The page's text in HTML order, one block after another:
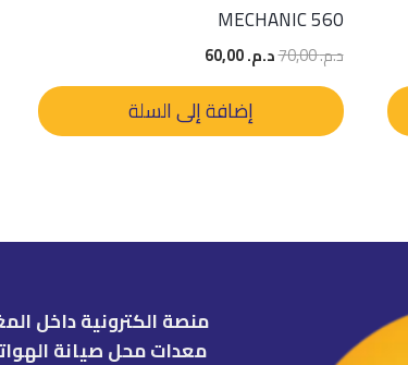
MECHANIC 560
د.م.70,00
السعر
الأصلي
هو:
د.م. 70,00.
د.م.60,00
الحالي
هو:
د.م. 60,00.
إضافة إلى السلة
منصة الكترونية داخل
معدات محل صيانة